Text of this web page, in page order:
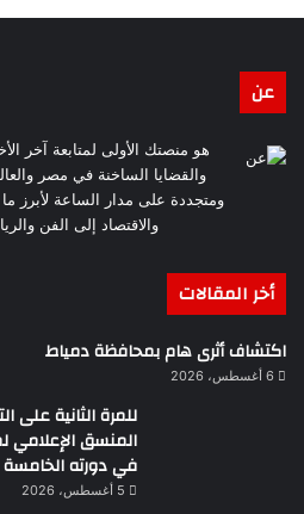
عن
هو منصتك الأولى لمتابعة آخر
والقضايا الساخنة في مصر
ومتجددة على مدار الساعة لأبرز
والاقتصاد إلى الفن
أخر المقالات
اكتشاف أثرى هام بمحافظة دمياط
6 أغسطس، 2026
للمرة الثانية على
المنسق الإعلامي
في دورته الخامسة
5 أغسطس، 2026